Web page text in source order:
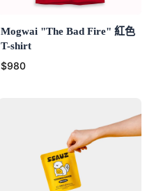
Mogwai "The Bad Fire" 紅色
T-shirt
$980